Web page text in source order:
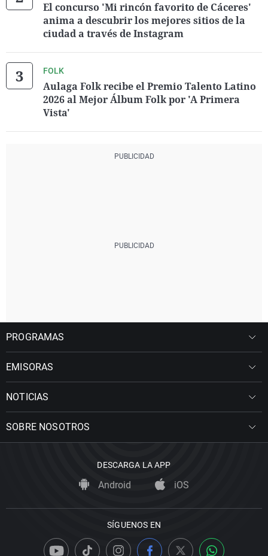
El concurso 'Mi rincón favorito de Cáceres'
anima a descubrir los mejores sitios de la
ciudad a través de Instagram
FOLK
Aulaga Folk recibe el Premio Talento Latino
2026 al Mejor Álbum Folk por 'A Primera
Vista'
PROGRAMAS
EMISORAS
NOTICIAS
SOBRE NOSOTROS
DESCARGA LA APP
Android iOS
SÍGUENOS EN